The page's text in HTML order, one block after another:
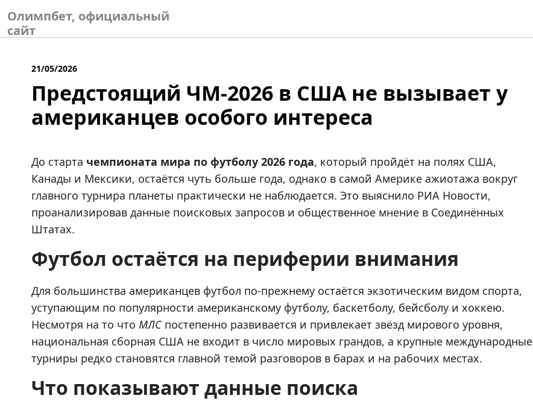
to
content
Олимпбет, официальный
сайт
21/05/2026
Предстоящий ЧМ-2026 в США не вызывает у
американцев особого интереса
До старта чемпионата мира по футболу 2026 года, который пройдёт на полях США,
Канады и Мексики, остаётся чуть больше года, однако в самой Америке ажиотажа вокруг
главного турнира планеты практически не наблюдается. Это выяснило РИА Новости,
проанализировав данные поисковых запросов и общественное мнение в Соединённых
Штатах.
Футбол остаётся на периферии внимания
Для большинства американцев футбол по-прежнему остаётся экзотическим видом спорта,
уступающим по популярности американскому футболу, баскетболу, бейсболу и хоккею.
Несмотря на то что МЛСпостепенно развивается и привлекает звёзд мирового уровня,
национальная сборная США не входит в число мировых грандов, а крупные международные
турниры редко становятся главной темой разговоров в барах и на рабочих местах.
Что показывают данные поиска